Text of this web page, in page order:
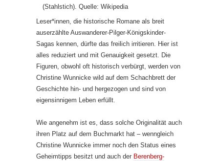
(Stahlstich). Quelle: Wikipedia
Leser*innen, die historische Romane als breit
auserzählte Auswanderer-Pilger-Königskinder-
Sagas kennen, dürfte das freilich irritieren. Hier ist
alles reduziert und mit Genauigkeit gesetzt. Die
Figuren, obwohl oft historisch verbürgt, werden von
Christine Wunnicke wild auf dem Schachbrett der
Geschichte hin- und hergezogen und sind von
eigensinnigem Leben erfüllt.
Wie angenehm ist es, dass solche Originalität auch
ihren Platz auf dem Buchmarkt hat – wenngleich
Christine Wunnicke immer noch den Status eines
Geheimtipps besitzt und auch der Berenberg-